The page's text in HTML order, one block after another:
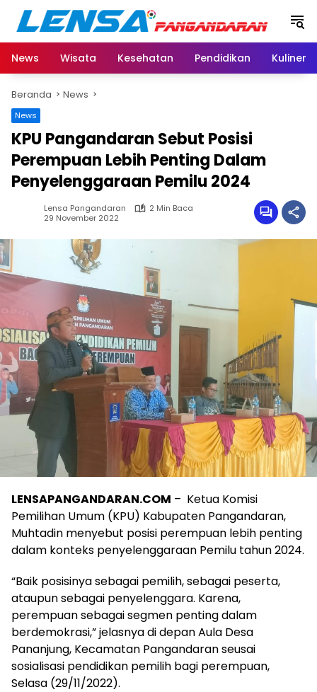
Langsung
konten
News
Wisata Kesehatan Pendidikan Kuliner
Beranda News
News
KPU Pangandaran Sebut Posisi
Perempuan Lebih Penting Dalam
Penyelenggaraan Pemilu 2024
Lensa Pangandaran
2 Min Baca
29 November 2022
LENSAPANGANDARAN.COM – Ketua Komisi
Pemilihan Umum (KPU) Kabupaten Pangandaran,
Muhtadin menyebut posisi perempuan lebih penting
dalam konteks penyelenggaraan Pemilu tahun 2024.
“Baik posisinya sebagai pemilih, sebagai peserta,
ataupun sebagai penyelenggara. Karena,
perempuan sebagai segmen penting dalam
berdemokrasi,” jelasnya di depan Aula Desa
Pananjung, Kecamatan Pangandaran seusai
sosialisasi pendidikan pemilih bagi perempuan,
Selasa (29/11/2022).